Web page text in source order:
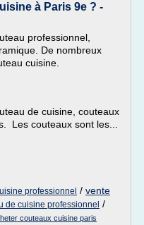
à Paris 9e ? -
professionnel,
De nombreux
cuisine.
de cuisine, couteaux
Les couteaux sont les...
professionnel / vente
de cuisine professionnel /
couteaux cuisine paris